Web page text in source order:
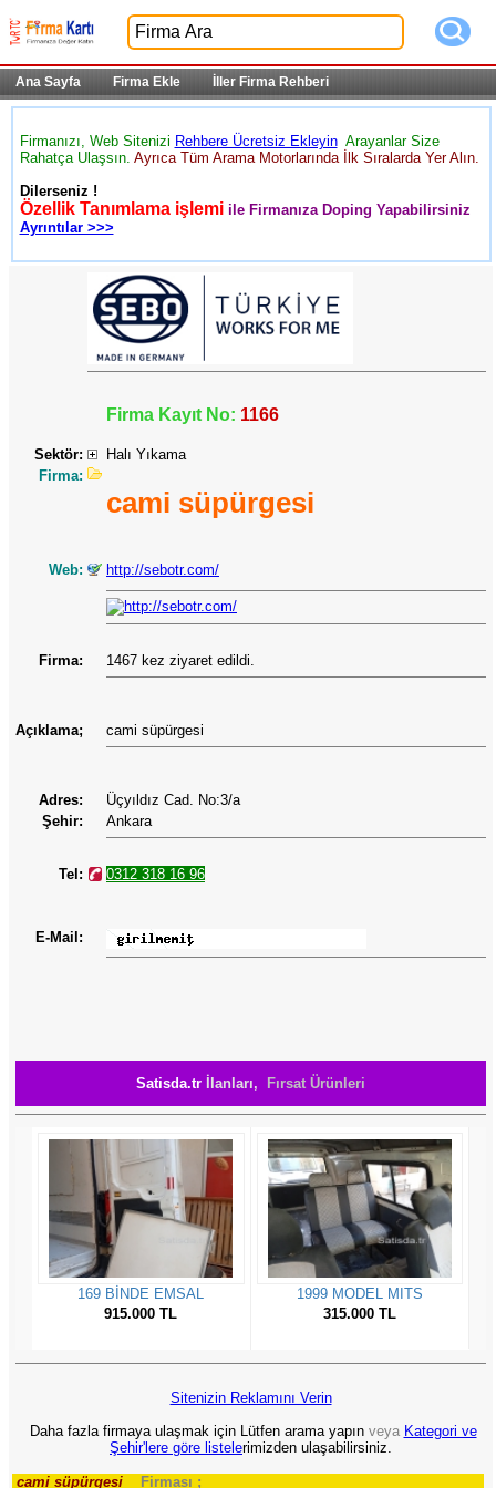
Ana Sayfa Firma Ekle İller Firma Rehberi
Firmanızı, Web Sitenizi Rehbere Ücretsiz Ekleyin Arayanlar Size
Rahatça Ulaşsın. Ayrıca Tüm Arama Motorlarında İlk Sıralarda Yer Alın.
Dilerseniz !
Özellik Tanımlama işlemi ile Firmanıza Doping Yapabilirsiniz
Ayrıntılar >>>
Firma Kayıt No: 1166
Sektör:
Halı Yıkama
Firma:
cami süpürgesi
Web: http://sebotr.com/
Firma: 1467 kez ziyaret edildi.
Açıklama; cami süpürgesi
Adres:
Üçyıldız Cad. No:3/a
Şehir:
Ankara
Tel: 0312 318 16 96
E-Mail:
Satisda.tr İlanları, Fırsat Ürünleri
Sitenizin Reklamını Verin
Daha fazla firmaya ulaşmak için Lütfen arama yapınveya Kategori ve
Şehir'lere göre listelerimizden ulaşabilirsiniz.
cami süpürgesi Firması ;